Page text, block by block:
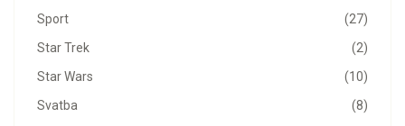
(27)
Sport
(2)
Star Trek
(10)
Star Wars
(8)
Svatba